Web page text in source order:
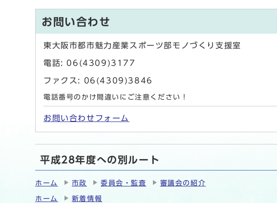
お問い合わせ
東大阪市都市魅力産業スポーツ部モノづくり支援室
電話: 06(4309)3177
ファクス: 06(4309)3846
電話番号のかけ間違いにご注意ください！
お問い合わせフォーム
平成28年度への別ルート
ホーム 市政 委員会・監査 審議会の紹介
ホーム 新着情報